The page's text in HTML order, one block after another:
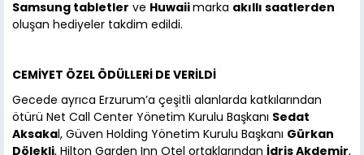
Samsung tabletler ve Huwaiimarka akıllı saatlerden
oluşan hediyeler takdim edildi.
CEMİYET ÖZEL ÖDÜLLERİ DE VERİLDİ
Gecede ayrıca Erzurum’a çeşitli alanlarda katkılarından
ötürü Net Call Center Yönetim Kurulu Başkanı Sedat
Aksakal, Güven Holding Yönetim Kurulu Başkanı Gürkan
Dölekli, Hilton Garden Inn Otel ortaklarından İdris Akdemir,